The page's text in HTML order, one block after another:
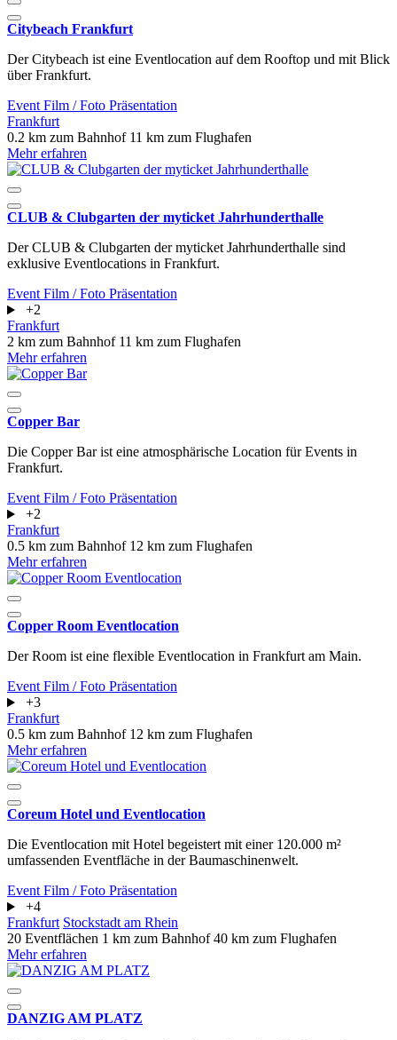
Citybeach Frankfurt
Der Citybeach ist eine Eventlocation auf dem Rooftop und mit Blick
über Frankfurt.
Event Film / Foto Präsentation
Frankfurt
0.2 km zum Bahnhof 11 km zum Flughafen
Mehr erfahren
CLUB & Clubgarten der myticket Jahrhunderthalle
Der CLUB & Clubgarten der myticket Jahrhunderthalle sind
exklusive Eventlocations in Frankfurt.
Event Film / Foto Präsentation
+2
Frankfurt
2 km zum Bahnhof 11 km zum Flughafen
Mehr erfahren
Copper Bar
Die Copper Bar ist eine atmosphärische Location für Events in
Frankfurt.
Event Film / Foto Präsentation
+2
Frankfurt
0.5 km zum Bahnhof 12 km zum Flughafen
Mehr erfahren
Copper Room Eventlocation
Der Room ist eine flexible Eventlocation in Frankfurt am Main.
Event Film / Foto Präsentation
+3
Frankfurt
0.5 km zum Bahnhof 12 km zum Flughafen
Mehr erfahren
Coreum Hotel und Eventlocation
Die Eventlocation mit Hotel begeistert mit einer 120.000 m²
umfassenden Eventfläche in der Baumaschinenwelt.
Event Film / Foto Präsentation
+4
Frankfurt Stockstadt am Rhein
20 Eventflächen 1 km zum Bahnhof40 km zum Flughafen
Mehr erfahren
DANZIG AM PLATZ